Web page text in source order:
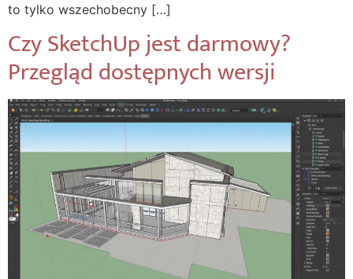
to tylko wszechobecny […]
Czy SketchUp jest darmowy?
Przegląd dostępnych wersji